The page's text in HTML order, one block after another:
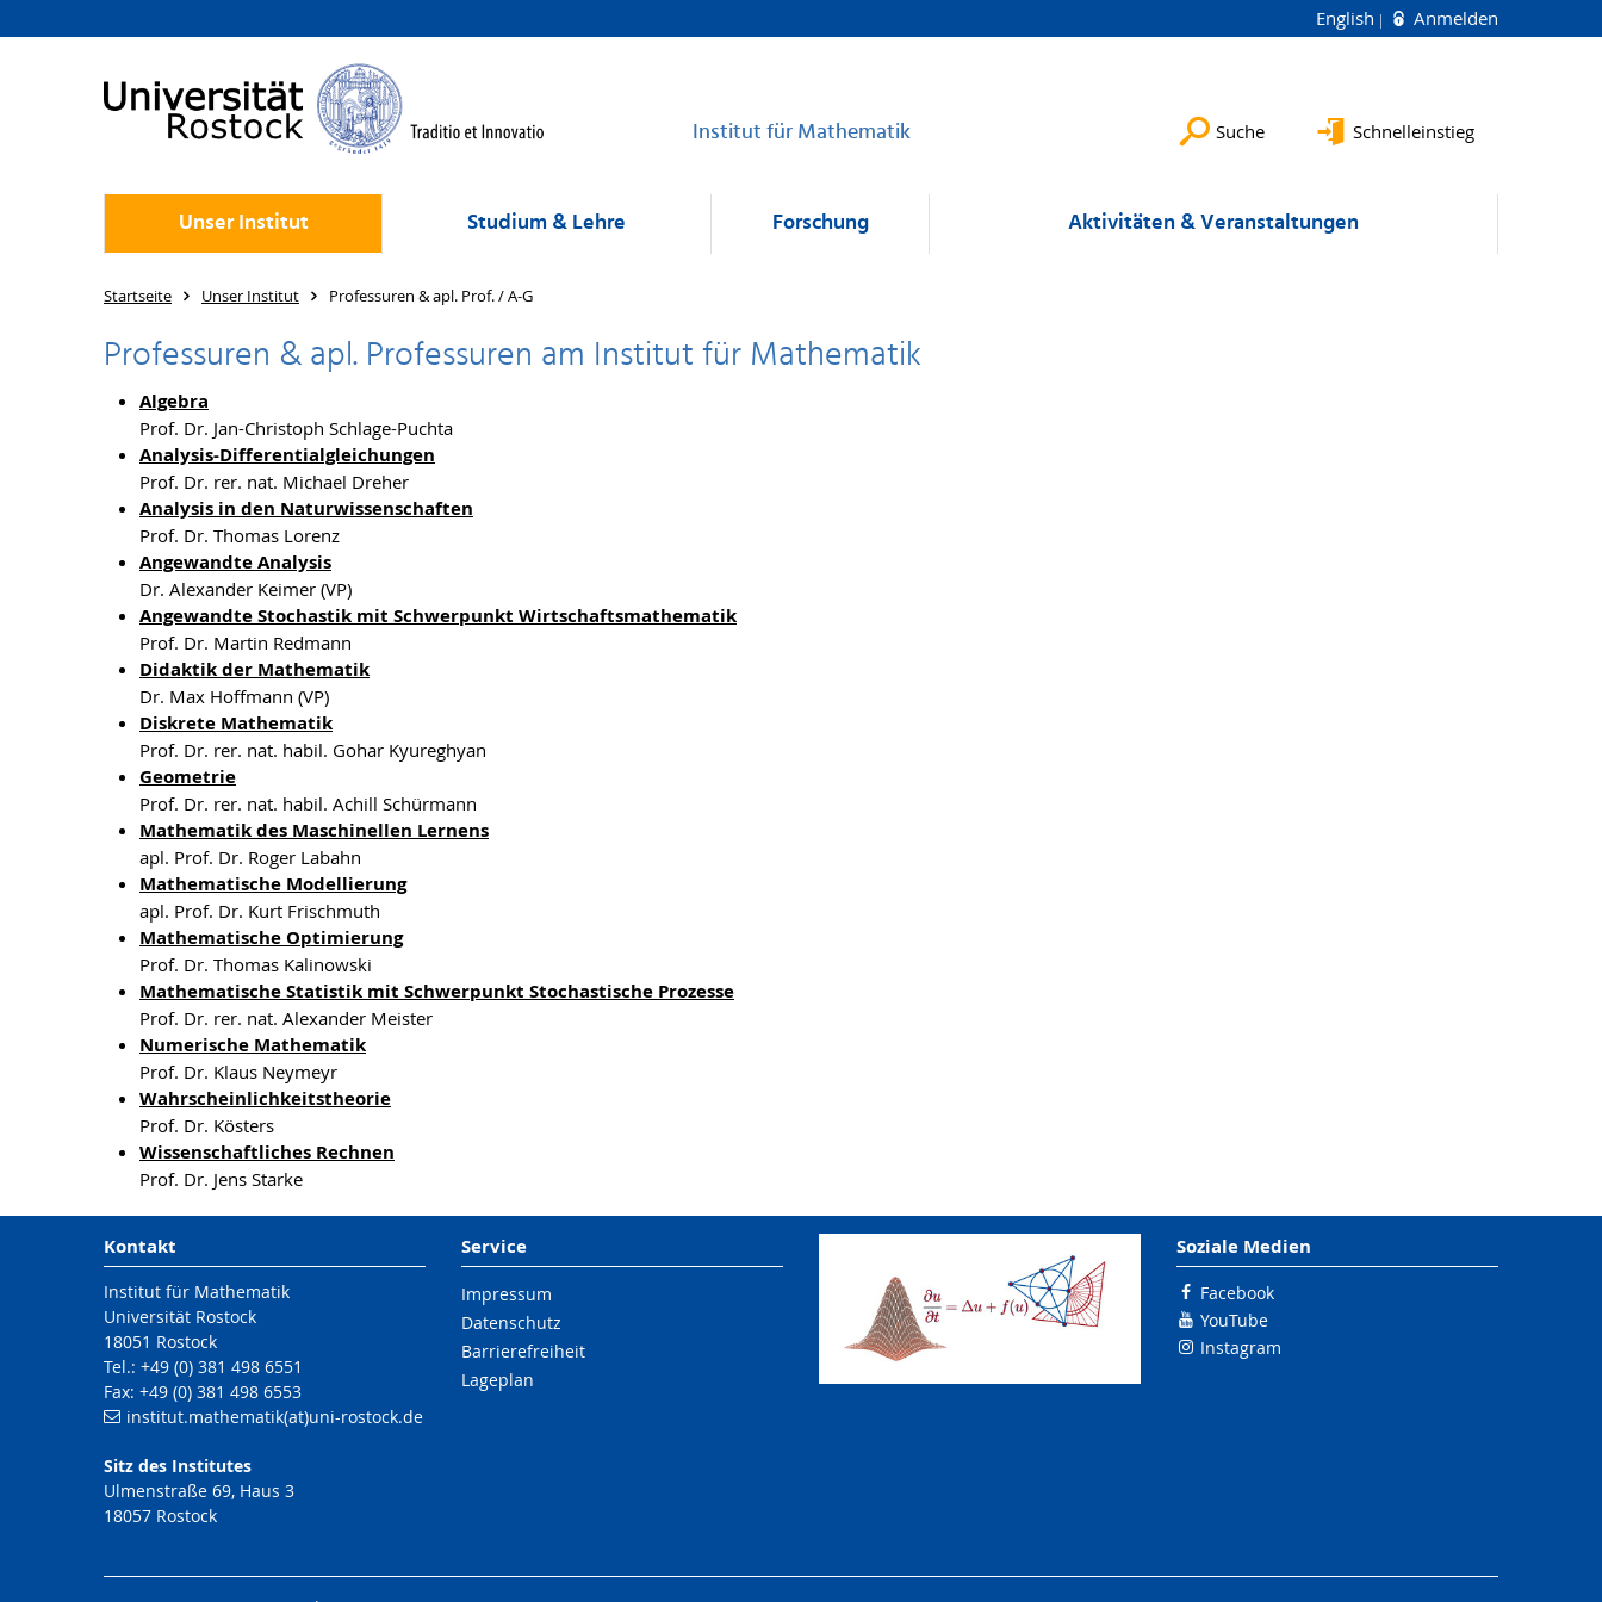
English Anmelden
Institut für Mathematik Suche Schnelleinstieg
Unser Institut Studium & Lehre Forschung Aktivitäten & Veranstaltungen
Startseite Unser Institut Professuren & apl. Prof. / A-G
Professuren & apl. Professuren am Institut für Mathematik
Algebra
Prof. Dr. Jan-Christoph Schlage-Puchta
Analysis-Differentialgleichungen
Prof. Dr. rer. nat. Michael Dreher
Analysis in den Naturwissenschaften
Prof. Dr. Thomas Lorenz
Angewandte Analysis
Dr. Alexander Keimer (VP)
Angewandte Stochastik mit Schwerpunkt Wirtschaftsmathematik
Prof. Dr. Martin Redmann
Didaktik der Mathematik
Dr. Max Hoffmann (VP)
Diskrete Mathematik
Prof. Dr. rer. nat. habil. Gohar Kyureghyan
Geometrie
Prof. Dr. rer. nat. habil. Achill Schürmann
Mathematik des Maschinellen Lernens
apl. Prof. Dr. Roger Labahn
Mathematische Modellierung
apl. Prof. Dr. Kurt Frischmuth
Mathematische Optimierung
Prof. Dr. Thomas Kalinowski
Mathematische Statistik mit Schwerpunkt Stochastische Prozesse
Prof. Dr. rer. nat. Alexander Meister
Numerische Mathematik
Prof. Dr. Klaus Neymeyr
Wahrscheinlichkeitstheorie
Prof. Dr. Kösters
Wissenschaftliches Rechnen
Prof. Dr. Jens Starke
Kontakt
Institut für Mathematik
Universität Rostock
18051 Rostock
Tel.: +49 (0) 381 498 6551
Fax: +49 (0) 381 498 6553
institut.mathematik(at)uni-rostock.de
Sitz des Institutes
Ulmenstraße 69, Haus 3
18057 Rostock
Service
Impressum
Datenschutz
Barrierefreiheit
Lageplan
Soziale Medien
Facebook
YouTube
Instagram